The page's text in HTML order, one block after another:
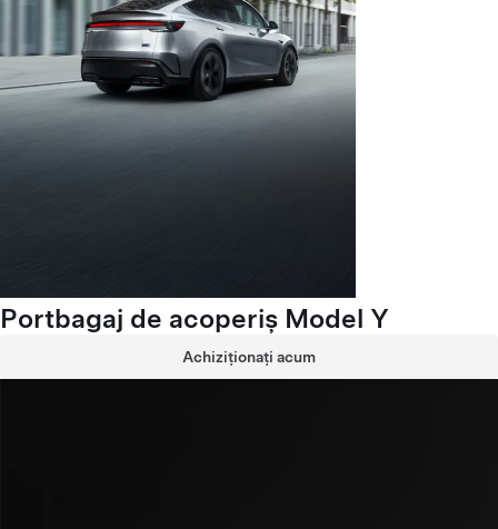
Portbagaj de acoperiș Model Y
Achiziționați acum